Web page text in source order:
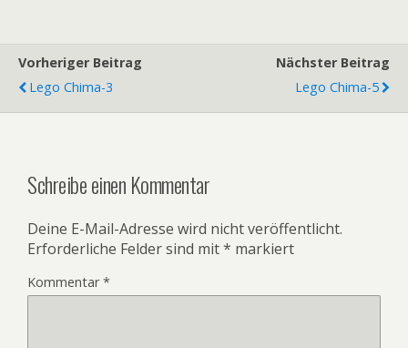
Vorheriger Beitrag
Lego Chima-3
Nächster Beitrag
Lego Chima-5
Schreibe einen Kommentar
Deine E-Mail-Adresse wird nicht veröffentlicht.
Erforderliche Felder sind mit* markiert
Kommentar*